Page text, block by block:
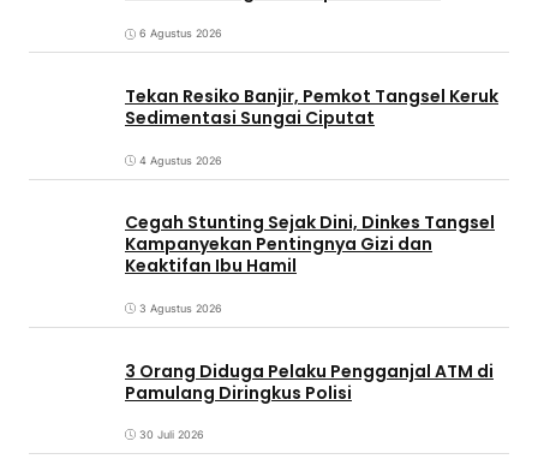
6 Agustus 2026
Tekan Resiko Banjir, Pemkot Tangsel Keruk
Sedimentasi Sungai Ciputat
4 Agustus 2026
Cegah Stunting Sejak Dini, Dinkes Tangsel
Kampanyekan Pentingnya Gizi dan
Keaktifan Ibu Hamil
3 Agustus 2026
3 Orang Diduga Pelaku Pengganjal ATM di
Pamulang Diringkus Polisi
30 Juli 2026